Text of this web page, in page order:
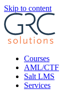
Skip to content
Courses
AML/CTF
Salt LMS
Services